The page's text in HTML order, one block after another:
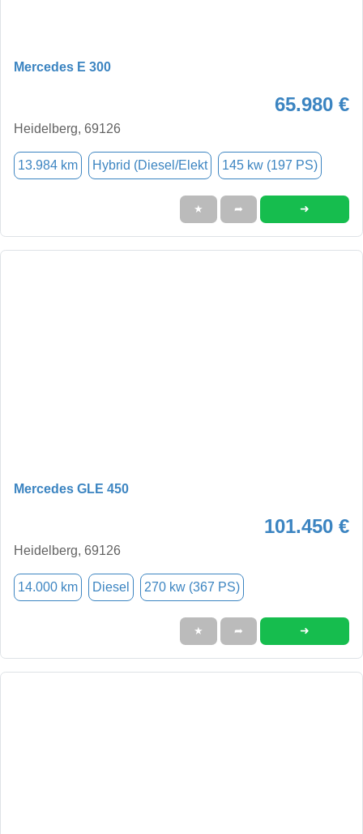
Mercedes E 300
65.980 €
Heidelberg, 69126
13.984 km Hybrid (Diesel/Elekt 145 kw (197 PS)
★ ➦ ➜
Mercedes GLE 450
101.450 €
Heidelberg, 69126
14.000 km Diesel 270 kw (367 PS)
★ ➦ ➜